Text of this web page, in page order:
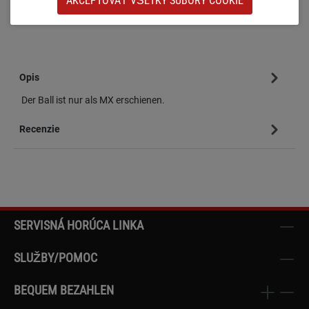
Číslo produktu:sw-18309
Opis
Der Ball ist nur als MX erschienen.
Recenzie
SERVISNÁ HORÚCA LINKA
SLUŽBY/POMOC
BEQUEM BEZAHLEN